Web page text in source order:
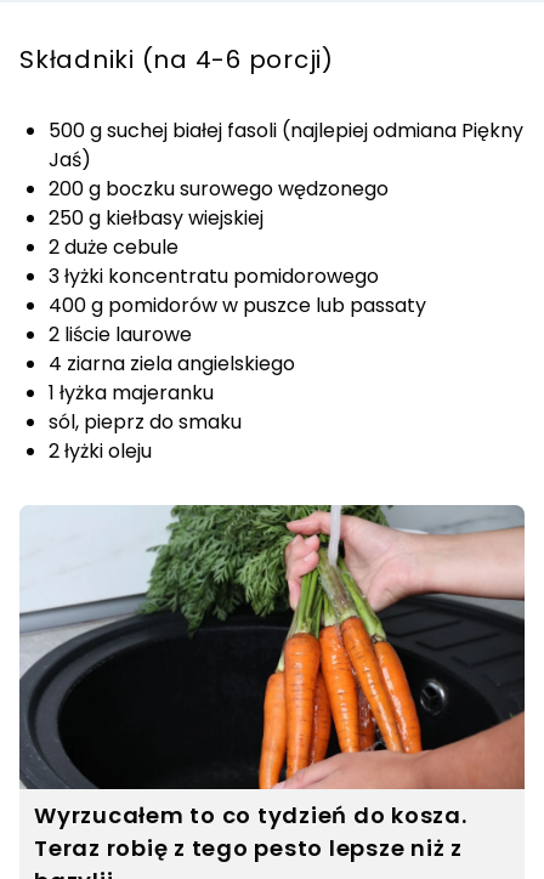
Składniki (na 4-6 porcji)
500 g suchej białej fasoli (najlepiej odmiana Piękny
Jaś)
200 g boczku surowego wędzonego
250 g kiełbasy wiejskiej
2 duże cebule
3 łyżki koncentratu pomidorowego
400 g pomidorów w puszce lub passaty
2 liście laurowe
4 ziarna ziela angielskiego
1 łyżka majeranku
sól, pieprz do smaku
2 łyżki oleju
Wyrzucałem to co tydzień do kosza.
Teraz robię z tego pesto lepsze niż z